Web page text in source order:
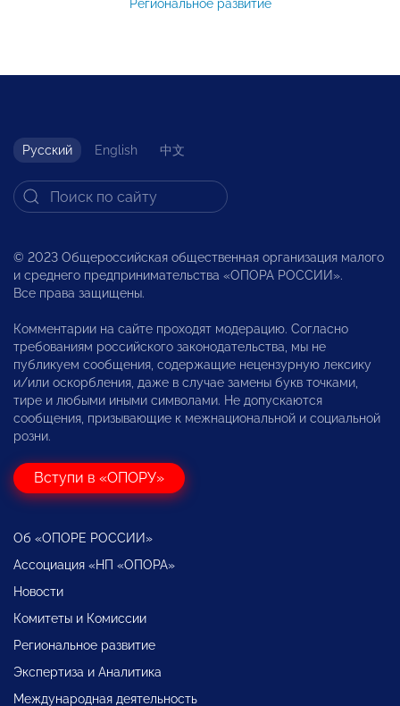
Региональное развитие
Русский English 中文
© 2023 Общероссийская общественная организация малого
и среднего предпринимательства «ОПОРА РОССИИ».
Все права защищены.
Комментарии на сайте проходят модерацию. Согласно
требованиям российского законодательства, мы не
публикуем сообщения, содержащие нецензурную лексику
и/или оскорбления, даже в случае замены букв точками,
тире и любыми иными символами. Не допускаются
сообщения, призывающие к межнациональной и социальной
розни.
Вступи в «ОПОРУ»
Об «ОПОРЕ РОССИИ»
Ассоциация «НП «ОПОРА»
Новости
Комитеты и Комиссии
Региональное развитие
Экспертиза и Аналитика
Международная деятельность